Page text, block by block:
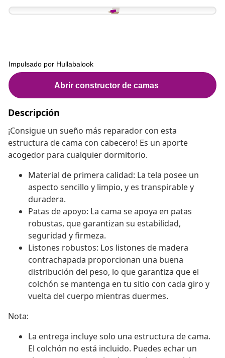
Descripción
¡Consigue un sueño más reparador con esta
estructura de cama con cabecero! Es un aporte
acogedor para cualquier dormitorio.
Material de primera calidad: La tela posee un
aspecto sencillo y limpio, y es transpirable y
duradera.
Patas de apoyo: La cama se apoya en patas
robustas, que garantizan su estabilidad,
seguridad y firmeza.
Listones robustos: Los listones de madera
contrachapada proporcionan una buena
distribución del peso, lo que garantiza que el
colchón se mantenga en tu sitio con cada giro y
vuelta del cuerpo mientras duermes.
Nota:
La entrega incluye solo una estructura de cama.
El colchón no está incluido. Puedes echar un